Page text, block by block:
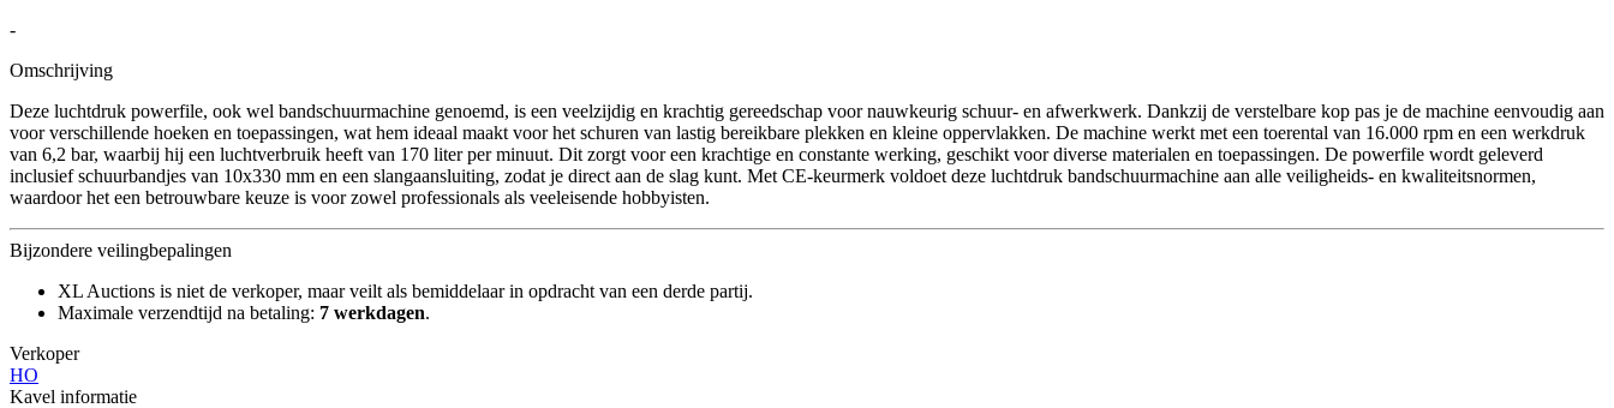
-
Omschrijving
Deze luchtdruk powerfile, ook wel bandschuurmachine genoemd, is een veelzijdig en krachtig gereedschap voor nauwkeurig schuur- en afwerkwerk. Dankzij de verstelbare kop pas je de machine eenvoudig aan
voor verschillende hoeken en toepassingen, wat hem ideaal maakt voor het schuren van lastig bereikbare plekken en kleine oppervlakken. De machine werkt met een toerental van 16.000 rpm en een werkdruk
van 6,2 bar, waarbij hij een luchtverbruik heeft van 170 liter per minuut. Dit zorgt voor een krachtige en constante werking, geschikt voor diverse materialen en toepassingen. De powerfile wordt geleverd
inclusief schuurbandjes van 10x330 mm en een slangaansluiting, zodat je direct aan de slag kunt. Met CE-keurmerk voldoet deze luchtdruk bandschuurmachine aan alle veiligheids- en kwaliteitsnormen,
waardoor het een betrouwbare keuze is voor zowel professionals als veeleisende hobbyisten.
Bijzondere veilingbepalingen
XL Auctions is niet de verkoper, maar veilt als bemiddelaar in opdracht van een derde partij.
Maximale verzendtijd na betaling: 7 werkdagen.
Verkoper
HO
Kavel informatie